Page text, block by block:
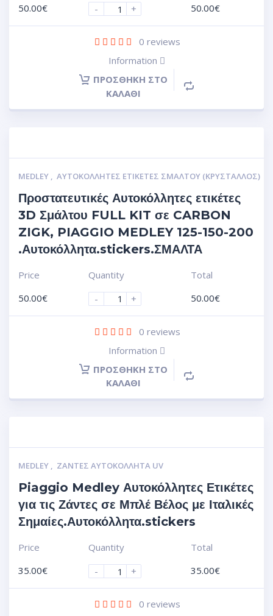
50.00€
-
+
50.00€
0 reviews
Information
ΠΡΟΣΘΉΚΗ ΣΤΟ
ΚΑΛΆΘΙ
MEDLEY , ΑΥΤΟΚΌΛΛΗΤΕΣ ΕΤΙΚΈΤΕΣ ΣΜΆΛΤΟΥ (ΚΡΥΣΤΑΛΛΟΣ)
Προστατευτικές Αυτοκόλλητες ετικέτες
3D Σμάλτου FULL KIT σε CARBON
ZIGK, PIAGGIO MEDLEY 125-150-200
.Αυτοκόλλητα.stickers.ΣΜΑΛΤΑ
Price
50.00€
Quantity
-
+
Total
50.00€
0 reviews
Information
ΠΡΟΣΘΉΚΗ ΣΤΟ
ΚΑΛΆΘΙ
MEDLEY , ΖΆΝΤΕΣ ΑΥΤΟΚΌΛΛΗΤΑ UV
Piaggio Medley Αυτοκόλλητες Ετικέτες
για τις Ζάντες σε Μπλέ Βέλος με Ιταλικές
Σημαίες.Αυτοκόλλητα.stickers
Price
35.00€
Quantity
-
+
Total
35.00€
0 reviews